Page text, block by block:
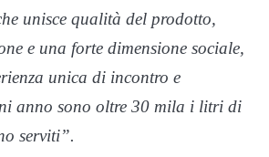
unisce qualità del prodotto,
e una forte dimensione sociale,
unica di incontro e
anno sono oltre 30 mila i litri di
serviti”.